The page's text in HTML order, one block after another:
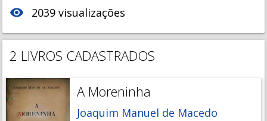
visibility 2039 visualizações
2 LIVROS CADASTRADOS
A Moreninha
Joaquim Manuel de Macedo